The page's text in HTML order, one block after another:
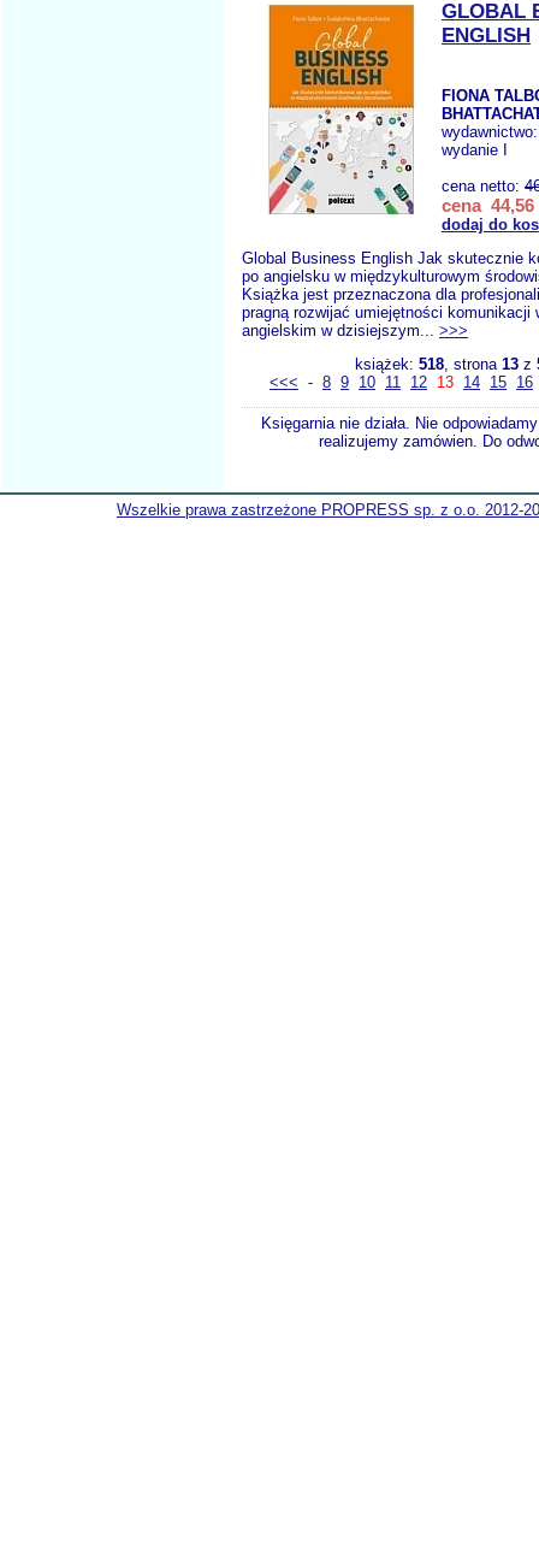
GLOBAL
ENGLISH
FIONA
wydanie I
cena netto:
cena 44,56
dodaj do
Global Business English Jak skutecznie
po angielsku w międzykulturowym
Książka jest przeznaczona dla
pragną rozwijać umiejętności komunikacji
angielskim w dzisiejszym... >>>
książek: 518, strona 13 z
<<< - 8 9 10 11 12 13 14 15 16
Księgarnia nie działa. Nie
realizujemy zamówien. Do
Wszelkie prawa zastrzeżone PROPRESS sp. z o.o. 2012-